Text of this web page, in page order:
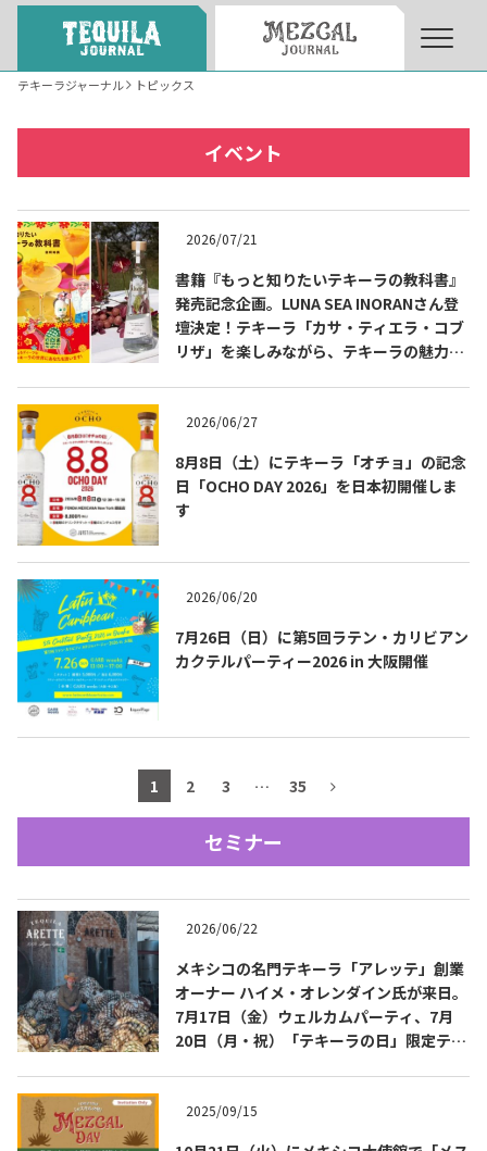
テキーラのつくり方 How to Make Tequila
テキーラマーケット Tequila Market
テキーラの飲み方
テキーラマップ
メキシコ料理
メキシコ旅行
メキシコの記念日
お問合せ
Contact
テキーラ・メスカルが飲める
Bar & Restaurant
テキーラジャーナル トピックス
イベント
2026/07/21
書籍『もっと知りたいテキーラの教科書』
発売記念企画。LUNA SEA INORANさん登
壇決定！テキーラ「カサ・ティエラ・コブ
リザ」を楽しみながら、テキーラの魅力を
っと知りたいテキーラの教科書』発売記念
2026/06/27
8月8日（土）にテキーラ「オチョ」の記念
日「OCHO DAY 2026」を日本初開催しま
す
2026/06/20
7月26日（日）に第5回ラテン・カリビアン
カクテルパーティー2026 in 大阪開催
1 2 3 … 35
セミナー
2026/06/22
メキシコの名門テキーラ「アレッテ」創業
オーナー ハイメ・オレンダイン氏が来日。
7月17日（金）ウェルカムパーティ、7月
20日（月・祝）「テキーラの日」限定テイ
2025/09/15